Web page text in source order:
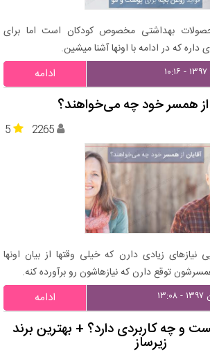
بهداشتی مخصوص کودکان است اما برای
داره که در ادامه با اونها آشنا میشین.
ادامه
از همسر خود چه می‌خواهند؟
5 2265
نیازهای زیادی دارن که خیلی وقتها از بیان اونها
توقع دارن که نیازهاشون رو برآورده کنه.
ادامه
و چه کاربردی دارد؟ + بهترین برند
زیرساز